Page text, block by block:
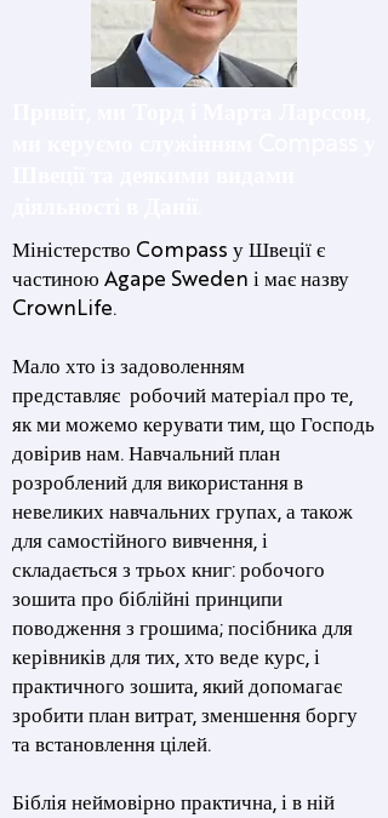
Міністерство Compass у Швеції є
частиною Agape Sweden і має назву
CrownLife.
Мало хто із задоволенням
представляє робочий матеріал про те,
як ми можемо керувати тим, що Господь
довірив нам. Навчальний план
розроблений для використання в
невеликих навчальних групах, а також
для самостійного вивчення, і
складається з трьох книг: робочого
зошита про біблійні принципи
поводження з грошима; посібника для
керівників для тих, хто веде курс, і
практичного зошита, який допомагає
зробити план витрат, зменшення боргу
та встановлення цілей.
Біблія неймовірно практична, і в ній